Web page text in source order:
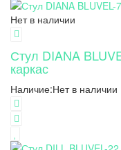
Нет в наличии
Стул DIANA
каркас
Наличие:Нет в наличии